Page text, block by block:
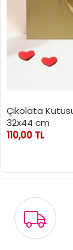
Çikolata
32x44 cm
110,00 TL